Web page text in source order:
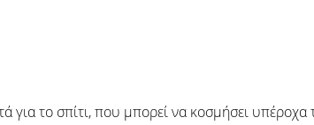
για το σπίτι, που μπορεί να κοσμήσει